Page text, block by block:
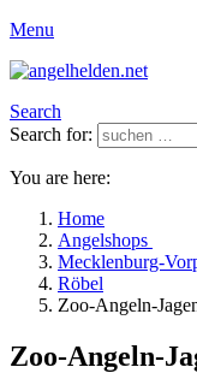
Menu
Search
Search for:
You are here:
Home
Angelshops
Mecklenburg-
Röbel
Zoo-Angeln-
Zoo-Angeln-